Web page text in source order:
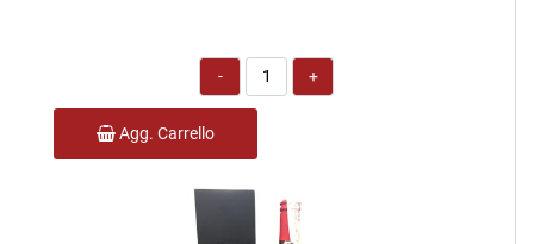
Quantità
Agg. Carrello